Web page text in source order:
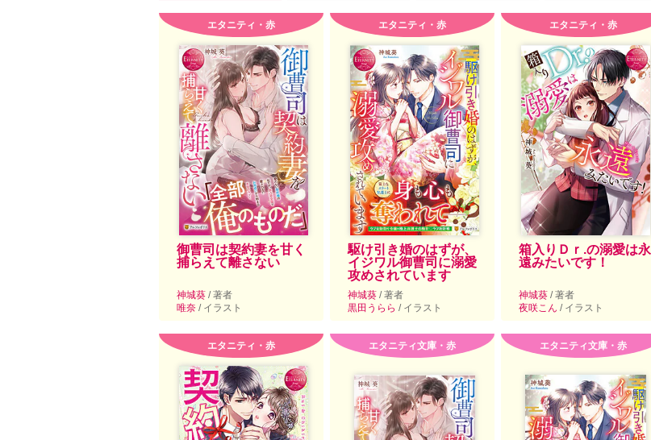
エタニティ・赤
御曹司は契約妻を甘く
捕らえて離さない
神城葵 / 著者
唯奈 / イラスト
エタニティ・赤
駆け引き婚のはずが、
イジワル御曹司に溺愛
攻めされています
神城葵 / 著者
黒田うらら / イラスト
エタニティ・赤
箱入りＤｒ.の溺愛は永
遠みたいです！
神城葵 / 著者
夜咲こん / イラスト
エタニティ・赤 エタニティ文庫・赤 エタニティ文庫・赤